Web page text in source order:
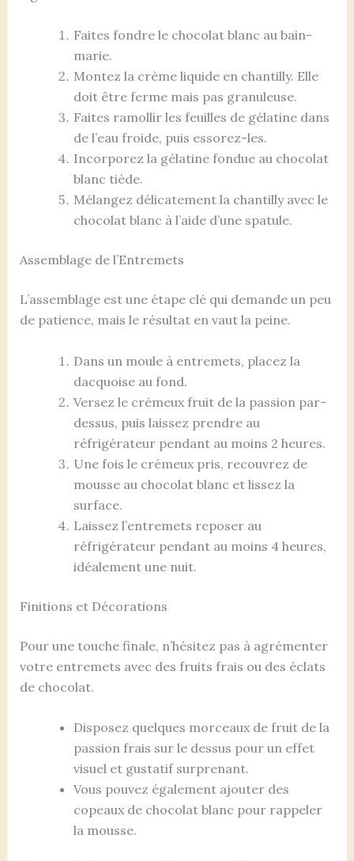
Faites fondre le chocolat blanc au bain-
marie.
Montez la crème liquide en chantilly. Elle
doit être ferme mais pas granuleuse.
Faites ramollir les feuilles de gélatine dans
de l’eau froide, puis essorez-les.
Incorporez la gélatine fondue au chocolat
blanc tiède.
Mélangez délicatement la chantilly avec le
chocolat blanc à l’aide d’une spatule.
Assemblage de l’Entremets
L’assemblage est une étape clé qui demande un peu
de patience, mais le résultat en vaut la peine.
Dans un moule à entremets, placez la
dacquoise au fond.
Versez le crémeux fruit de la passion par-
dessus, puis laissez prendre au
réfrigérateur pendant au moins 2 heures.
Une fois le crémeux pris, recouvrez de
mousse au chocolat blanc et lissez la
surface.
Laissez l’entremets reposer au
réfrigérateur pendant au moins 4 heures,
idéalement une nuit.
Finitions et Décorations
Pour une touche finale, n’hésitez pas à agrémenter
votre entremets avec des fruits frais ou des éclats
de chocolat.
Disposez quelques morceaux de fruit de la
passion frais sur le dessus pour un effet
visuel et gustatif surprenant.
Vous pouvez également ajouter des
copeaux de chocolat blanc pour rappeler
la mousse.